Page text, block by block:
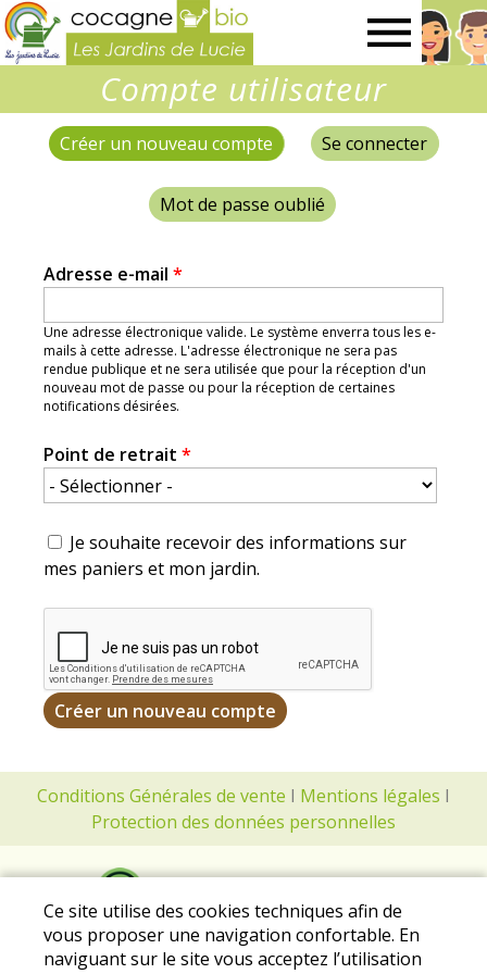
Jardins
de
Lucie
Compte utilisateur
OngletsCréer un nouveau compte (onglet actif)
Se connecter
Mot de passe oublié
Adresse e-mail *
Une adresse électronique valide. Le système enverra tous les e-
mails à cette adresse. L'adresse électronique ne sera pas
rendue publique et ne sera utilisée que pour la réception d'un
nouveau mot de passe ou pour la réception de certaines
notifications désirées.
Point de retrait *
Je souhaite recevoir des informations sur
mes paniers et mon jardin.
Conditions Générales de vente I Mentions légales I
Protection des données personnelles
Ce site utilise des cookies techniques afin de
vous proposer une navigation confortable. En
naviguant sur le site vous acceptez l’utilisation